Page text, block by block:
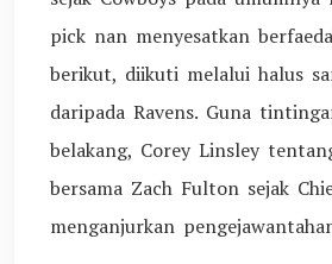
pick nan menyesatkan
berikut, diikuti melalui halus
daripada Ravens. Guna
belakang, Corey Linsley
bersama Zach Fulton sejak
menganjurkan